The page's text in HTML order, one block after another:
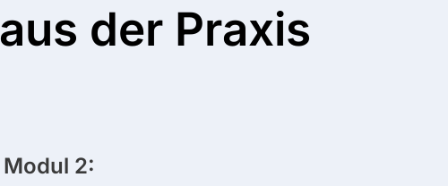
der Praxis
Modul 2: